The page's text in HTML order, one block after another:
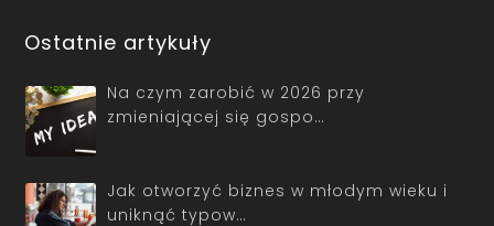
Ostatnie artykuły
Na czym zarobić w 2026 przy
zmieniającej się gospo…
Jak otworzyć biznes w młodym wieku i
uniknąć typow…